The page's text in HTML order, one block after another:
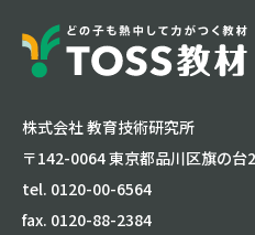
株式会社 教育技術研究所
〒142-0064 東京都品川区旗の
tel. 0120-00-6564
fax. 0120-88-2384